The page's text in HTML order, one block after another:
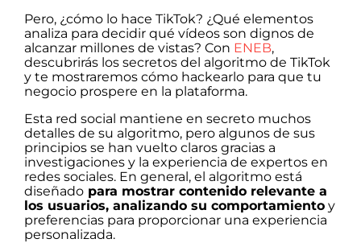
Pero, ¿cómo lo hace TikTok? ¿Qué elementos
analiza para decidir qué vídeos son dignos de
alcanzar millones de vistas? Con ENEB,
descubrirás los secretos del algoritmo de TikTok
y te mostraremos cómo hackearlo para que tu
negocio prospere en la plataforma.
Esta red social mantiene en secreto muchos
detalles de su algoritmo, pero algunos de sus
principios se han vuelto claros gracias a
investigaciones y la experiencia de expertos en
redes sociales. En general, el algoritmo está
diseñado para mostrar contenido relevante a
los usuarios, analizando su comportamiento y
preferencias para proporcionar una experiencia
personalizada.